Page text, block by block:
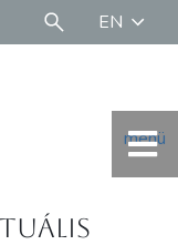
EN
menü